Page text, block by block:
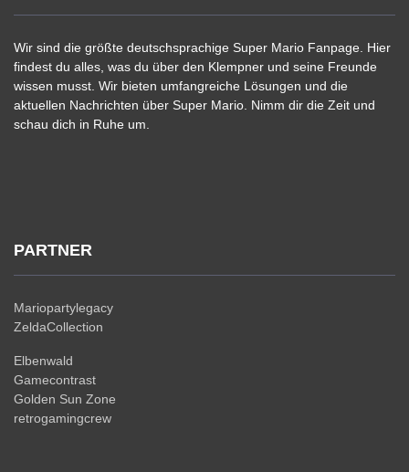
Wir sind die größte deutschsprachige Super Mario Fanpage. Hier
findest du alles, was du über den Klempner und seine Freunde
wissen musst. Wir bieten umfangreiche Lösungen und die
aktuellen Nachrichten über Super Mario. Nimm dir die Zeit und
schau dich in Ruhe um.
PARTNER
Mariopartylegacy
ZeldaCollection
Elbenwald
Gamecontrast
Golden Sun Zone
retrogamingcrew